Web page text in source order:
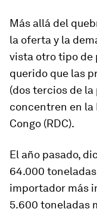
Más allá del
la oferta y la
vista otro tipo de
querido que las
(dos tercios de
concentren en
Congo (RDC).
El año pasado,
64.000
importador más
5.600 toneladas